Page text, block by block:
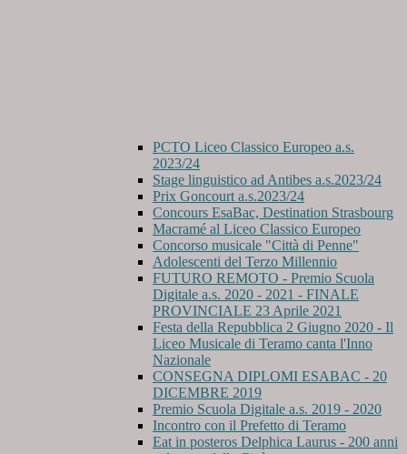
PCTO Liceo Classico Europeo a.s.
2023/24
Stage linguistico ad Antibes a.s.2023/24
Prix Goncourt a.s.2023/24
Concours EsaBac, Destination Strasbourg
Macramé al Liceo Classico Europeo
Concorso musicale "Città di Penne"
Adolescenti del Terzo Millennio
FUTURO REMOTO - Premio Scuola
Digitale a.s. 2020 - 2021 - FINALE
PROVINCIALE 23 Aprile 2021
Festa della Repubblica 2 Giugno 2020 - Il
Liceo Musicale di Teramo canta l'Inno
Nazionale
CONSEGNA DIPLOMI ESABAC - 20
DICEMBRE 2019
Premio Scuola Digitale a.s. 2019 - 2020
Incontro con il Prefetto di Teramo
Eat in posteros Delphica Laurus - 200 anni